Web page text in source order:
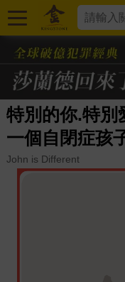
特別的你.特別
一個自閉症孩
John is Different